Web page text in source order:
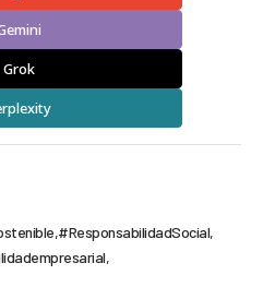
Grok
#ResponsabilidadSocial